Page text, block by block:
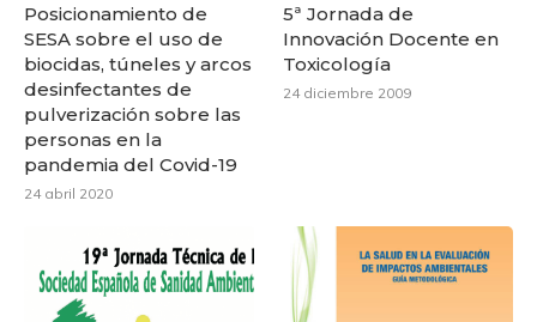
Posicionamiento de
SESA sobre el uso de
biocidas, túneles y arcos
desinfectantes de
pulverización sobre las
personas en la
pandemia del Covid-19
24 abril 2020
5ª Jornada de
Innovación Docente en
Toxicología
24 diciembre 2009